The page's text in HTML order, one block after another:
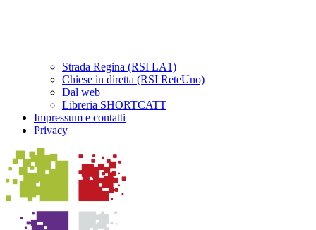
Strada Regina (RSI LA1)
Chiese in diretta (RSI ReteUno)
Dal web
Libreria SHORTCATT
Impressum e contatti
Privacy